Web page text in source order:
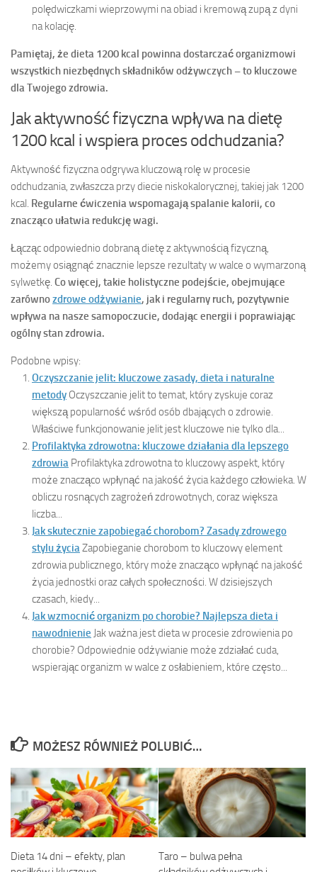
polędwiczkami wieprzowymi na obiad i kremową zupą z dyni
na kolację.
Pamiętaj, że dieta 1200 kcal powinna dostarczać organizmowi
wszystkich niezbędnych składników odżywczych – to kluczowe
dla Twojego zdrowia.
Jak aktywność fizyczna wpływa na dietę
1200 kcal i wspiera proces odchudzania?
Aktywność fizyczna odgrywa kluczową rolę w procesie
odchudzania, zwłaszcza przy diecie niskokalorycznej, takiej jak 1200
kcal. Regularne ćwiczenia wspomagają spalanie kalorii, co
znacząco ułatwia redukcję wagi.
Łącząc odpowiednio dobraną dietę z aktywnością fizyczną,
możemy osiągnąć znacznie lepsze rezultaty w walce o wymarzoną
sylwetkę. Co więcej, takie holistyczne podejście, obejmujące
zarównozdrowe odżywianie, jak i regularny ruch, pozytywnie
wpływa na nasze samopoczucie, dodając energii i poprawiając
ogólny stan zdrowia.
Podobne wpisy:
Oczyszczanie jelit: kluczowe zasady, dieta i naturalne
metody Oczyszczanie jelit to temat, który zyskuje coraz
większą popularność wśród osób dbających o zdrowie.
Właściwe funkcjonowanie jelit jest kluczowe nie tylko dla...
Profilaktyka zdrowotna: kluczowe działania dla lepszego
zdrowia Profilaktyka zdrowotna to kluczowy aspekt, który
może znacząco wpłynąć na jakość życia każdego człowieka. W
obliczu rosnących zagrożeń zdrowotnych, coraz większa
liczba...
Jak skutecznie zapobiegać chorobom? Zasady zdrowego
stylu życiaZapobieganie chorobom to kluczowy element
zdrowia publicznego, który może znacząco wpłynąć na jakość
życia jednostki oraz całych społeczności. W dzisiejszych
czasach, kiedy...
Jak wzmocnić organizm po chorobie? Najlepsza dieta i
nawodnienie Jak ważna jest dieta w procesie zdrowienia po
chorobie? Odpowiednie odżywianie może zdziałać cuda,
wspierając organizm w walce z osłabieniem, które często...
MOŻESZ RÓWNIEŻ POLUBIĆ…
Dieta 14 dni – efekty, plan
Taro – bulwa pełna